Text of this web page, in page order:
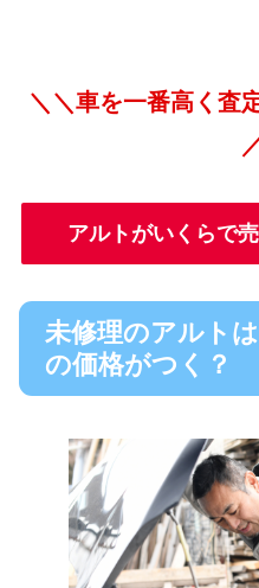
＼＼車を一番高く査
アルトがいくらで
未修理のアルト
の価格がつく？